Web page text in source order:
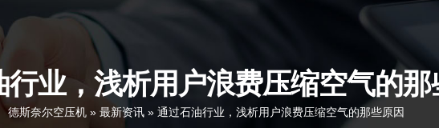
行业，浅析用户浪费压缩空气的那
德斯奈尔空压机 » 最新资讯 » 通过石油行业，浅析用户浪费压缩空气的那些原因